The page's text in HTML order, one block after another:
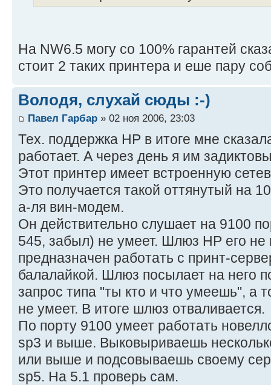
На NW6.5 могу со 100% гарантей
стоит 2 таких принтера и еше пару
Володя, слухай сюды :-)
Павел Гарбар » 02 ноя 2006, 23:03
Тех. поддержка HP в итоге мне
работает. А через день я им
Этот принтер имеет встроенную
Это получается такой оттянутый на
а-ля вин-модем.
Он действительно слушает на 9100
545, забыл) не умеет. Шлюз HP его не
предназначен работать с принт-
балалайкой. Шлюз посылает на него
запрос типа "ты кто и что умеешь", а
не умеет. В итоге шлюз отваливается.
По порту 9100 умеет работать
sp3 и выше. Выковыриваешь
или выше и подсовываешь своему
sp5. На 5.1 проверь сам.